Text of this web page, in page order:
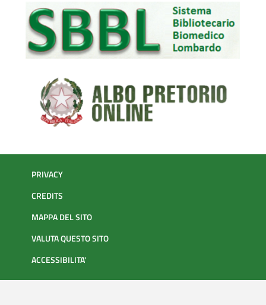
PRIVACY
CREDITS
MAPPA DEL SITO
VALUTA QUESTO SITO
ACCESSIBILITA'